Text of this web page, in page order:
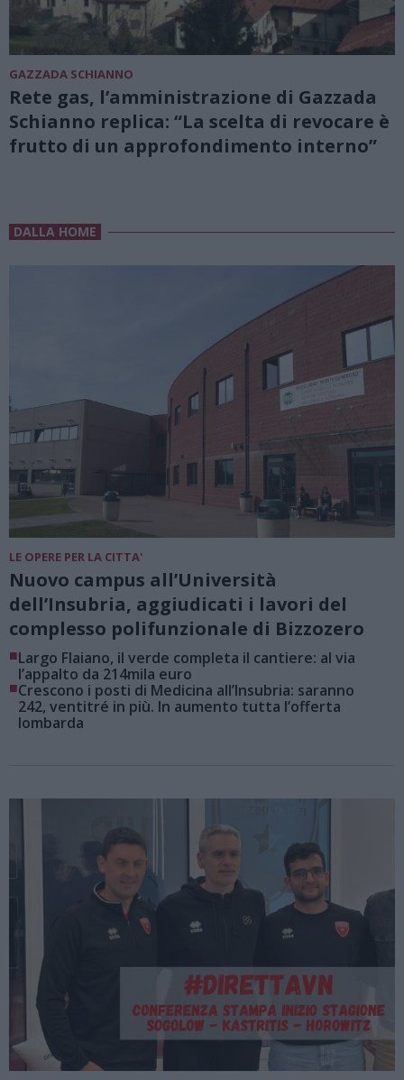
GAZZADA SCHIANNO
Rete gas, l’amministrazione di Gazzada
Schianno replica: “La scelta di revocare è
frutto di un approfondimento interno”
DALLA HOME
LE OPERE PER LA CITTA'
Nuovo campus all’Università
dell’Insubria, aggiudicati i lavori del
complesso polifunzionale di Bizzozero
■Largo Flaiano, il verde completa il cantiere: al via
l’appalto da 214mila euro
■Crescono i posti di Medicina all’Insubria: saranno
242, ventitré in più. In aumento tutta l’offerta
lombarda